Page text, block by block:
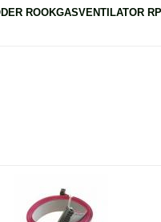
ROOKGASVENTILATOR